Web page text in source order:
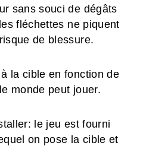
sans souci de dégâts
fléchettes ne piquent
de blessure.
la cible en fonction de
monde peut jouer.
le jeu est fourni
on pose la cible et